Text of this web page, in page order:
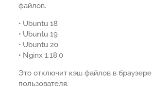
файлов.
• Ubuntu 18
• Ubuntu 19
• Ubuntu 20
• Nginx 1.18.0
Это отключит кэш файлов в браузере
пользователя.